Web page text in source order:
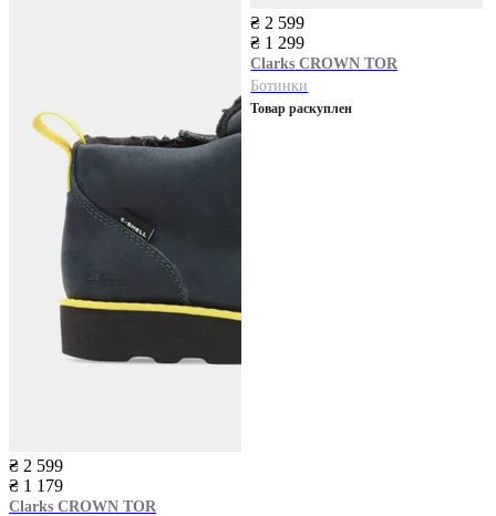
₴ 2 599
₴ 1 179
Clarks CROWN TOR
₴ 2 599
₴ 1 299
Clarks CROWN TOR
Ботинки
Товар раскуплен